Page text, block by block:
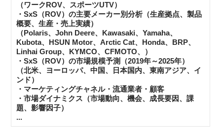
（ワークROV、スポーツUTV）
・SxS（ROV）の主要メーカー別分析（生産拠点、製品
概要、生産・売上実績）
（Polaris、John Deere、Kawasaki、Yamaha、
Kubota、HSUN Motor、Arctic Cat、Honda、BRP、
Linhai Group、KYMCO、CFMOTO、）
・SxS（ROV）の市場規模予測（2019年～2025年）
（北米、ヨーロッパ、中国、日本国内、東南アジア、イ
ンド）
・マーケティングチャネル・流通業者・顧客
・市場ダイナミクス（市場動向、機会、成長要因、課
題、影響因子）
...